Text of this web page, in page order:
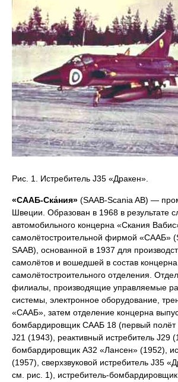
Рис. 1. Истребитель J35 «Дракен».
«СААБ-Ска́ния» (SAAB-Scania AB) —
Швеции. Образован в 1968 в результате
автомобильного концерна «Скания
самолётостроительной фирмой «СААБ»
SAAB), основанной в 1937 для
самолётов и вошедшей в состав концерна
самолётостроительного отделения.
филиалы, производящие управляемые
системы, электронное оборудование,
«СААБ», затем отделение концерна
бомбардировщик СААБ 18 (первый полёт
J21 (1943), реактивный истребитель J29
бомбардировщик А32 «Лансен» (1952),
(1957), сверхзвуковой истребитель J35
см. рис. 1), истребитель-бомбардировщик